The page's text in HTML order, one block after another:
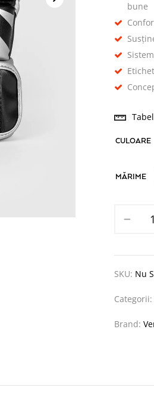
bune
CULOARE
MĂRIME
SKU: Nu
Categorii:
Brand: